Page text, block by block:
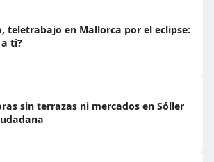
teletrabajo en Mallorca por el eclipse:
ti?
sin terrazas ni mercados en Sóller